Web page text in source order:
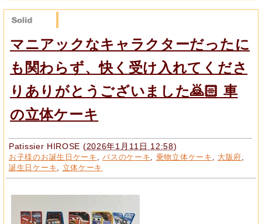
マニアックなキャラクターだったに
も関わらず、快く受け入れてくださ
りありがとうございました🙇🏻 車
の立体ケーキ
Patissier HIROSE (2026年1月11日 12:58)
お子様のお誕生日ケーキ ,バスのケーキ 乗物立体ケーキ 大阪府
誕生日ケーキ
立体ケーキ